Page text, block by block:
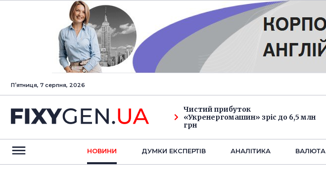
Пʼятниця, 7 серпня, 2026
Чистий прибуток
«Укренергомашин» зріс до 6,5 млн
грн
НОВИНИ ДУМКИ ЕКСПЕРТIВ АНАЛIТИКА ВАЛЮТА